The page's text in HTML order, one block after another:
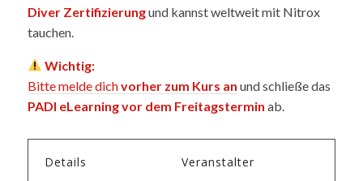
Diver Zertifizierungund kannst weltweit mit Nitrox
tauchen.
Wichtig:
Bitte melde dichvorher zum Kurs an und schließe das
PADI eLearning vor dem Freitagstermin ab.
Details Veranstalter